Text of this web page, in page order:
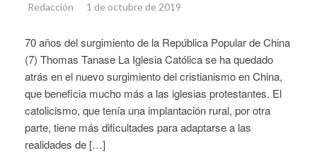
Redacción 1 de octubre de 2019
70 años del surgimiento de la República Popular de China
(7) Thomas Tanase La Iglesia Católica se ha quedado
atrás en el nuevo surgimiento del cristianismo en China,
que beneficia mucho más a las iglesias protestantes. El
catolicismo, que tenía una implantación rural, por otra
parte, tiene más dificultades para adaptarse a las
realidades de […]